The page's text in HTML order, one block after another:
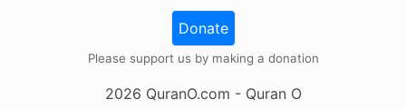
Donate
Please support us by making a donation
2026 QuranO.com - Quran O